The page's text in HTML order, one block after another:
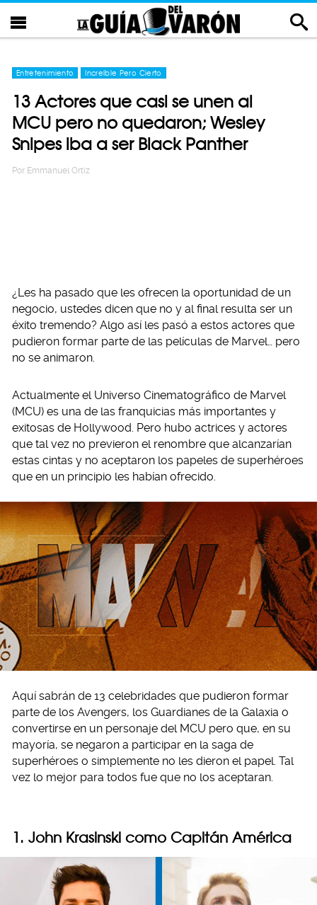
Entretenimiento Increíble Pero Cierto
13 Actores que casi se unen al
MCU pero no quedaron; Wesley
Snipes iba a ser Black Panther
Por Emmanuel Ortiz
¿Les ha pasado que les ofrecen la oportunidad de un
negocio, ustedes dicen que no y al final resulta ser un
éxito tremendo? Algo así les pasó a estos actores que
pudieron formar parte de las películas de Marvel… pero
no se animaron.
Actualmente el Universo Cinematográfico de Marvel
(MCU) es una de las franquicias más importantes y
exitosas de Hollywood. Pero hubo actrices y actores
que tal vez no previeron el renombre que alcanzarían
estas cintas y no aceptaron los papeles de superhéroes
que en un principio les habían ofrecido.
Aquí sabrán de 13 celebridades que pudieron formar
parte de los Avengers, los Guardianes de la Galaxia o
convertirse en un personaje del MCU pero que, en su
mayoría, se negaron a participar en la saga de
superhéroes o simplemente no les dieron el papel. Tal
vez lo mejor para todos fue que no los aceptaran.
1. John Krasinski como Capitán América